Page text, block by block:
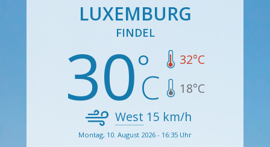
LUXEMBURG
FINDEL
30 32°C
18°C
West 15 km/h
Montag, 10. August 2026 - 16:35 Uhr